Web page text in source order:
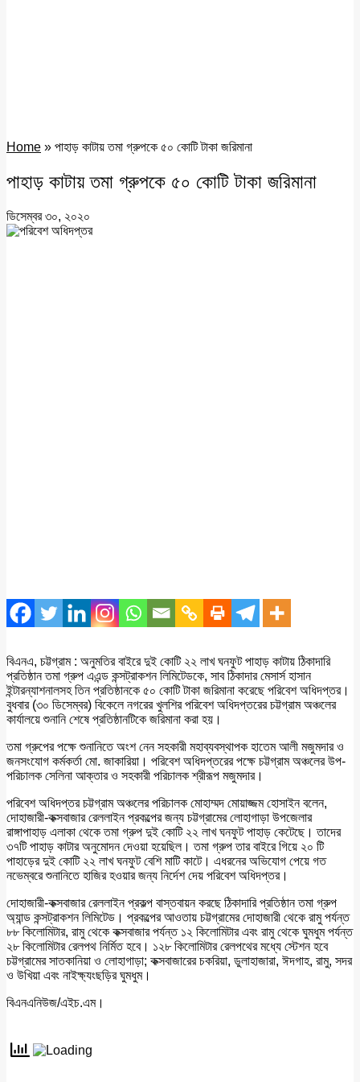
Home » পাহাড় কাটায় তমা গ্রুপকে ৫০ কোটি টাকা জরিমানা
পাহাড় কাটায় তমা গ্রুপকে ৫০ কোটি টাকা জরিমানা
ডিসেম্বর ৩০, ২০২০
বিএনএ, চট্টগ্রাম : অনুমতির বাইরে দুই কোটি ২২ লাখ ঘনফুট পাহাড় কাটায় ঠিকাদারি
প্রতিষ্ঠান তমা গ্রুপ এএন্ড কন্সট্রাকশন লিমিটেডকে, সাব ঠিকাদার মেসার্স হাসান
ইন্টারন্যাশনালসহ তিন প্রতিষ্ঠানকে ৫০ কোটি টাকা জরিমানা করেছে পরিবেশ অধিদপ্তর।
বুধবার (৩০ ডিসেম্বর) বিকেলে নগরের খুলশির পরিবেশ অধিদপ্তরের চট্টগ্রাম অঞ্চলের
কার্যালয়ে শুনানি শেষে প্রতিষ্ঠানটিকে জরিমানা করা হয়।
তমা গ্রুপের পক্ষে শুনানিতে অংশ নেন সহকারী মহাব্যবস্থাপক হাতেম আলী মজুমদার ও
জনসংযোগ কর্মকর্তা মো. জাকারিয়া। পরিবেশ অধিদপ্তরের পক্ষে চট্টগ্রাম অঞ্চলের উপ-
পরিচালক সেলিনা আক্তার ও সহকারী পরিচালক শ্রীরূপ মজুমদার।
পরিবেশ অধিদপ্তর চট্টগ্রাম অঞ্চলের পরিচালক মোহাম্মদ মোয়াজ্জম হোসাইন বলেন,
দোহাজারী-কক্সবাজার রেললাইন প্রকল্পের জন্য চট্টগ্রামের লোহাগাড়া উপজেলার
রাঙ্গাপাহাড় এলাকা থেকে তমা গ্রুপ দুই কোটি ২২ লাখ ঘনফুট পাহাড় কেটেছে। তাদের
৩৭টি পাহাড় কাটার অনুমোদন দেওয়া হয়েছিল। তমা গ্রুপ তার বাইরে গিয়ে ২০ টি
পাহাড়ের দুই কোটি ২২ লাখ ঘনফুট বেশি মাটি কাটে। এধরনের অভিযোগ পেয়ে গত
নভেম্বরে শুনানিতে হাজির হওয়ার জন্য নির্দেশ দেয় পরিবেশ অধিদপ্তর।
দোহাজারী-কক্সবাজার রেললাইন প্রকল্প বাস্তবায়ন করছে ঠিকাদারি প্রতিষ্ঠান তমা গ্রুপ
অ্যান্ড কন্সট্রাকশন লিমিটেড। প্রকল্পের আওতায় চট্টগ্রামের দোহাজারী থেকে রামু পর্যন্ত
৮৮ কিলোমিটার, রামু থেকে কক্সবাজার পর্যন্ত ১২ কিলোমিটার এবং রামু থেকে ঘুমধুম পর্যন্ত
২৮ কিলোমিটার রেলপথ নির্মিত হবে। ১২৮ কিলোমিটার রেলপথের মধ্যে স্টেশন হবে
চট্টগ্রামের সাতকানিয়া ও লোহাগাড়া; কক্সবাজারের চকরিয়া, ডুলাহাজারা, ঈদগাহ, রামু, সদর
ও উখিয়া এবং নাইক্ষ্যংছড়ির ঘুমধুম।
বিএনএনিউজ/এইচ.এম।